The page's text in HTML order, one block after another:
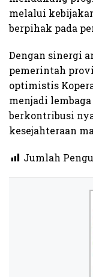
melalui
berpihak pada
Dengan sinergi
pemerintah
optimistis
menjadi
berkontribusi
kesejahteraan
Jumlah